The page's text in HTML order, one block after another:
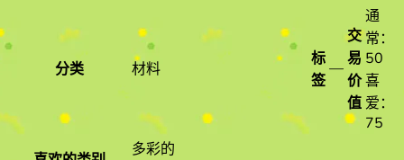
分类 材料
标
签
—
交
易
价
值
通
常：
50
喜
爱：
75
多彩的